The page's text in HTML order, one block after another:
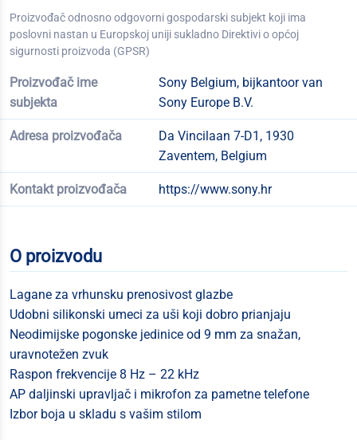
Proizvođač odnosno odgovorni gospodarski subjekt koji ima
poslovni nastan u Europskoj uniji sukladno Direktivi o općoj
sigurnosti proizvoda (GPSR)
Proizvođač ime
subjekta
Sony Belgium, bijkantoor van
Sony Europe B.V.
Adresa proizvođača
Da Vincilaan 7-D1, 1930
Zaventem, Belgium
Kontakt proizvođača https://www.sony.hr
O proizvodu
Lagane za vrhunsku prenosivost glazbe
Udobni silikonski umeci za uši koji dobro prianjaju
Neodimijske pogonske jedinice od 9 mm za snažan,
uravnotežen zvuk
Raspon frekvencije 8 Hz – 22 kHz
AP daljinski upravljač i mikrofon za pametne telefone
Izbor boja u skladu s vašim stilom